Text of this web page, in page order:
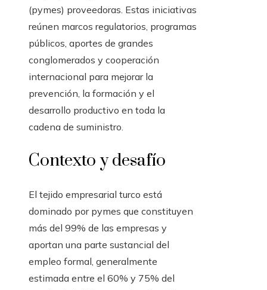
(pymes) proveedoras. Estas iniciativas
reúnen marcos regulatorios, programas
públicos, aportes de grandes
conglomerados y cooperación
internacional para mejorar la
prevención, la formación y el
desarrollo productivo en toda la
cadena de suministro.
Contexto y desafío
El tejido empresarial turco está
dominado por pymes que constituyen
más del 99% de las empresas y
aportan una parte sustancial del
empleo formal, generalmente
estimada entre el 60% y 75% del